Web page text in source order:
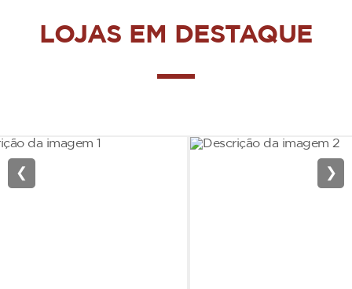
LOJAS EM DESTAQUE
❮ ❯